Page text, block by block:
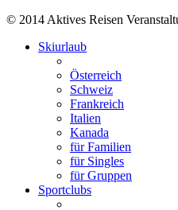
© 2014 Aktives Reisen
Skiurlaub
Österreich
Schweiz
Frankreich
Italien
Kanada
für Familien
für Singles
für Gruppen
Sportclubs